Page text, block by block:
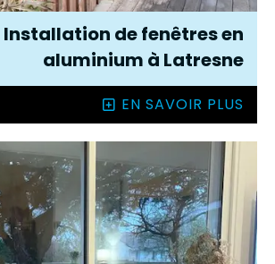
Installation de fenêtres en
aluminium à Latresne
EN SAVOIR PLUS